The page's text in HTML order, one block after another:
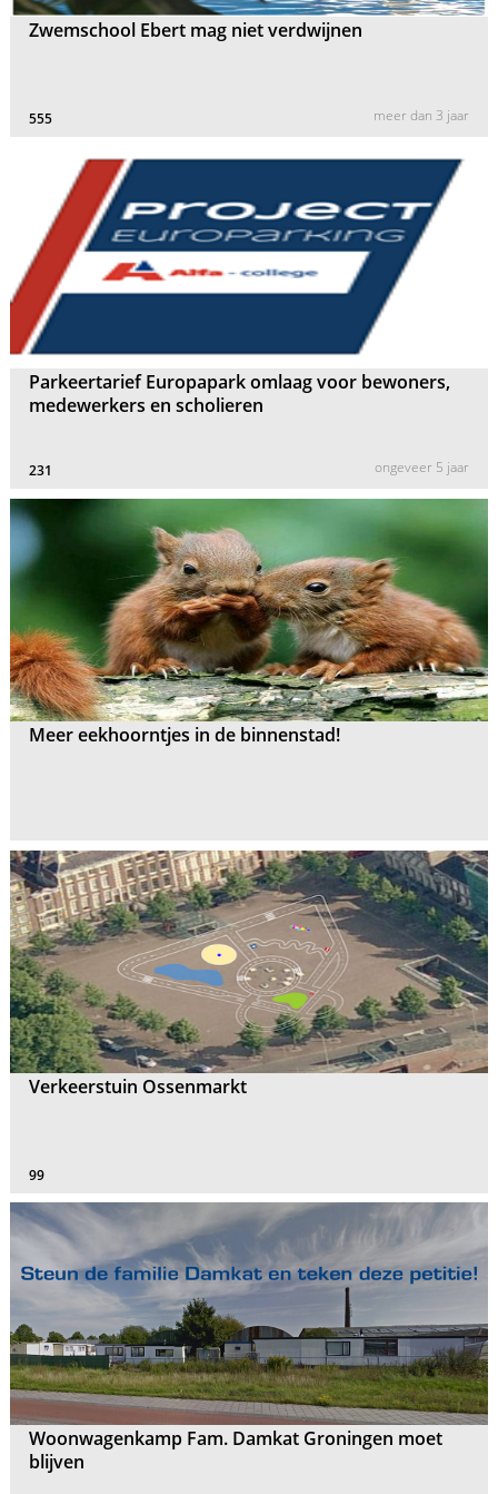
Zwemschool Ebert mag niet verdwijnen
555 meer dan 3 jaar
Parkeertarief Europapark omlaag voor bewoners,
medewerkers en scholieren
231 ongeveer 5 jaar
Meer eekhoorntjes in de binnenstad!
Verkeerstuin Ossenmarkt
99
Woonwagenkamp Fam. Damkat Groningen moet
blijven